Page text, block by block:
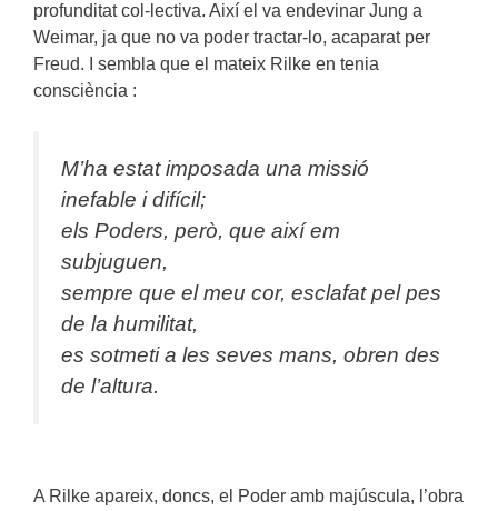
profunditat col-lectiva. Així el va endevinar Jung a
Weimar, ja que no va poder tractar-lo, acaparat per
Freud. I sembla que el mateix Rilke en tenia
consciència :
M’ha estat imposada una missió
inefable i difícil;
els Poders, però, que així em
subjuguen,
sempre que el meu cor, esclafat pel pes
de la humilitat,
es sotmeti a les seves mans, obren des
de l’altura.
A Rilke apareix, doncs, el Poder amb majúscula, l’obra